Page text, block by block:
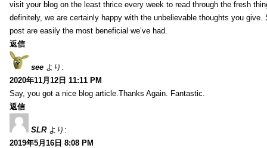
visit your blog on the least thrice every week to read through the fresh
definitely, we are certainly happy with the unbelievable thoughts you
post are easily the most beneficial we’ve had.
返信
see より:
2020年11月12日 11:11 PM
Say, you got a nice blog article.Thanks Again. Fantastic.
返信
SLR より:
2019年5月16日 8:08 PM